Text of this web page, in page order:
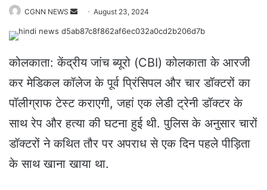
CGNN NEWS
e
d
a
n
e
a
i
August 23, 2024
कोलकाता: केंद्रीय जांच ब्यूरो (CBI) कोलकाता के आरजी
कर मेडिकल कॉलेज के पूर्व प्रिंसिपल और चार डॉक्टरों का
पॉलीग्राफ टेस्ट कराएगी, जहां एक लेडी ट्रेनी डॉक्टर के
साथ रेप और हत्या की घटना हुई थी. पुलिस के अनुसार चारों
डॉक्टरों ने कथित तौर पर अपराध से एक दिन पहले पीड़िता
के साथ खाना खाया था.